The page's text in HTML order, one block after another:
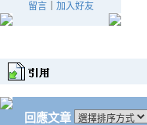
留言｜ 加入好友
回應文章